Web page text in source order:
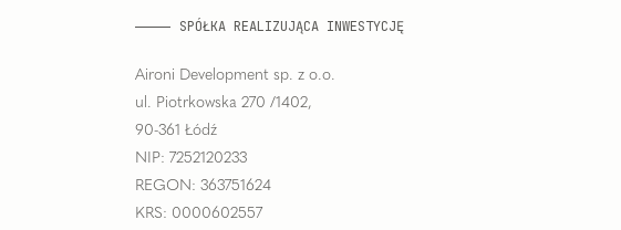
SPÓŁKA REALIZUJĄCA INWESTYCJĘ
Aironi Development sp. z o.o.
ul. Piotrkowska 270 /1402,
90-361 Łódź
NIP: 7252120233
REGON: 363751624
KRS: 0000602557